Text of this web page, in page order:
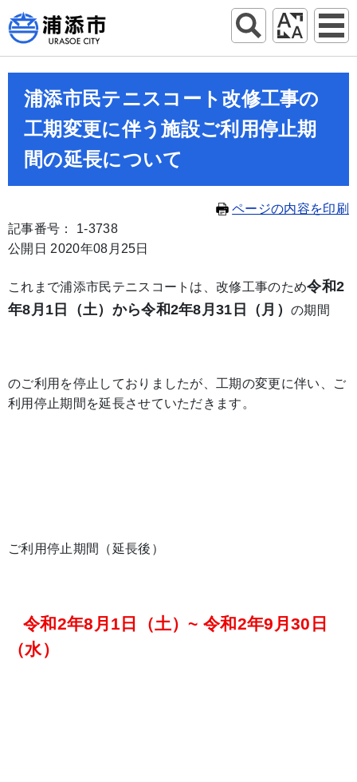
浦添市民テニスコート改修工事の
工期変更に伴う施設ご利用停止期
間の延長について
ページの内容を印刷
記事番号： 1-3738
公開日 2020年08月25日
これまで浦添市民テニスコートは、改修工事のため令和2
年8月1日（土）から令和2年8月31日（月）の期間
のご利用を停止しておりましたが、工期の変更に伴い、ご
利用停止期間を延長させていただきます。
ご利用停止期間（延長後）
令和2年8月1日（土）~ 令和2年9月30日
（水）